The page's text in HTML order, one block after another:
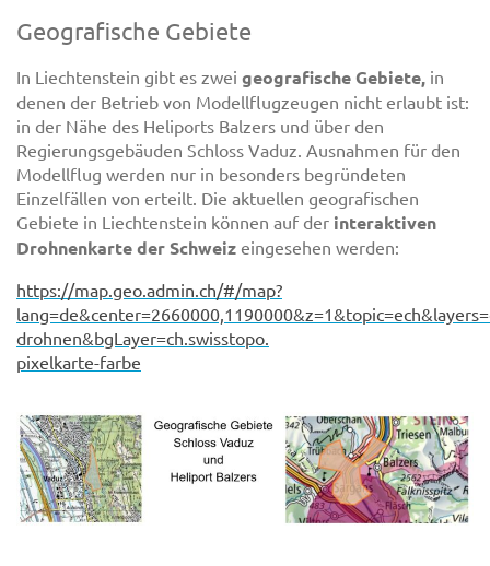
Geografische Gebiete
In Liechtenstein gibt es zwei geografische Gebiete, in
denen der Betrieb von Modellflugzeugen nicht erlaubt ist:
in der Nähe des Heliports Balzers und über den
Regierungsgebäuden Schloss Vaduz. Ausnahmen für den
Modellflug werden nur in besonders begründeten
Einzelfällen von erteilt. Die aktuellen geografischen
Gebiete in Liechtenstein können auf der interaktiven
Drohnenkarte der Schweiz eingesehen werden:
https://map.geo.admin.ch/#/map?
drohnen&bgLayer=ch.swisstopo.
pixelkarte-farbe